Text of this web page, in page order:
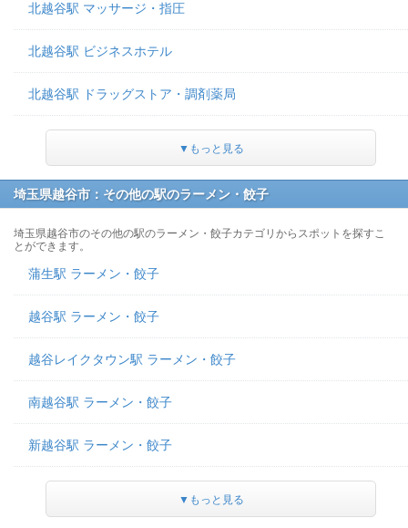
北越谷駅 マッサージ・指圧
北越谷駅 ビジネスホテル
北越谷駅 ドラッグストア・調剤薬局
▼もっと見る
埼玉県越谷市：その他の駅のラーメン・餃子
埼玉県越谷市のその他の駅のラーメン・餃子カテゴリからスポットを探すこ
とができます。
蒲生駅 ラーメン・餃子
越谷駅 ラーメン・餃子
越谷レイクタウン駅 ラーメン・餃子
南越谷駅 ラーメン・餃子
新越谷駅 ラーメン・餃子
▼もっと見る